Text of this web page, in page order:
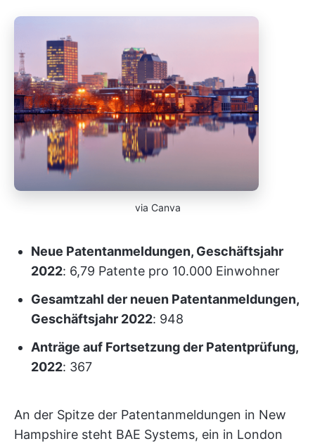
via Canva
Neue Patentanmeldungen, Geschäftsjahr
2022: 6,79 Patente pro 10.000 Einwohner
Gesamtzahl der neuen Patentanmeldungen,
Geschäftsjahr 2022: 948
Anträge auf Fortsetzung der Patentprüfung,
2022: 367
An der Spitze der Patentanmeldungen in New
Hampshire steht BAE Systems, ein in London